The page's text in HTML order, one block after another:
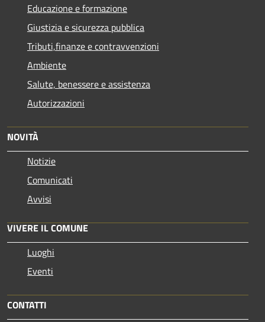
Educazione e formazione
Giustizia e sicurezza pubblica
Tributi,finanze e contravvenzioni
Ambiente
Salute, benessere e assistenza
Autorizzazioni
NOVITÀ
Notizie
Comunicati
Avvisi
VIVERE IL COMUNE
Luoghi
Eventi
CONTATTI